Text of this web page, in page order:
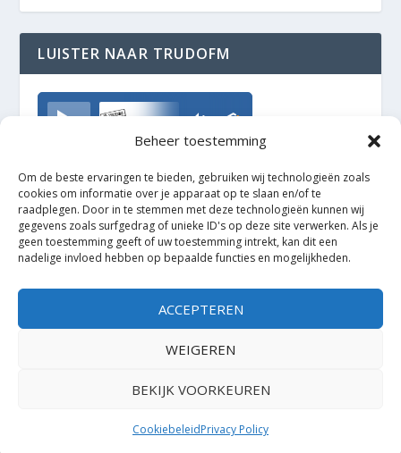
Beheer toestemming
Om de beste ervaringen te bieden, gebruiken wij technologieën zoals
cookies om informatie over je apparaat op te slaan en/of te
raadplegen. Door in te stemmen met deze technologieën kunnen wij
gegevens zoals surfgedrag of unieke ID's op deze site verwerken. Als je
geen toestemming geeft of uw toestemming intrekt, kan dit een
nadelige invloed hebben op bepaalde functies en mogelijkheden.
ACCEPTEREN
WEIGEREN
BEKIJK VOORKEUREN
CookiebeleidPrivacy Policy
LUISTER NAAR TRUDOFM
TrudoFM
Elegant Themes| Mogelijk gemaakt door